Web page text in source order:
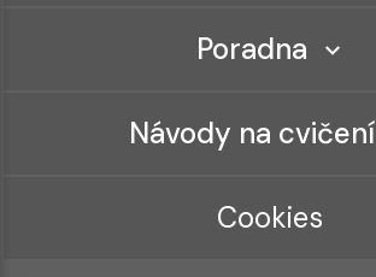
Poradna
Návody na cvičení
Cookies